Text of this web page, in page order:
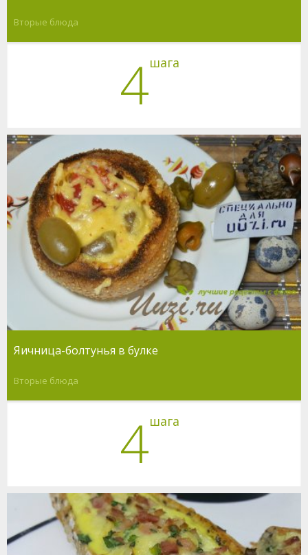
Вторые блюда
4шага
Яичница-болтунья в булке
Вторые блюда
4шага